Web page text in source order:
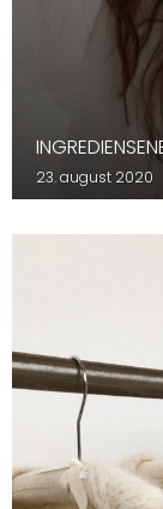
23. august 2020